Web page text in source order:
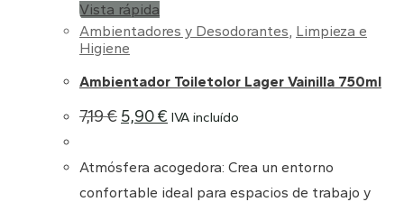
Vista rápida
Ambientadores y Desodorantes, Limpieza e
Higiene
Ambientador Toiletolor Lager Vainilla 750ml
7,19€ El
precio
era:
7,19 €.
5,90€ El
precio
es:
5,90 €.
IVA incluído
Atmósfera acogedora: Crea un entorno
confortable ideal para espacios de trabajo y